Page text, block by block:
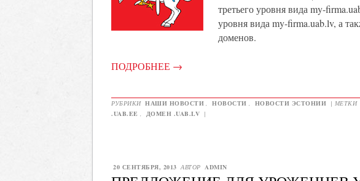
третьего уровня вида my-
уровня вида my-firma.uab.lv, а
доменов.
ПОДРОБНЕЕ →
РУБРИКИ НАШИ НОВОСТИ НОВОСТИ НОВОСТИ ЭСТОНИИ | МЕТКИ
.UAB.EE
ДОМЕН .UAB.LV |
20 СЕНТЯБРЯ, 2013 АВТОР ADMIN